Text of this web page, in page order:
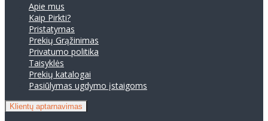
Apie mus
Kaip Pirkti?
Pristatymas
Prekių Grąžinimas
Privatumo politika
Taisyklės
Prekių katalogai
Pasiūlymas ugdymo įstaigoms
Klientų aptarnavimas